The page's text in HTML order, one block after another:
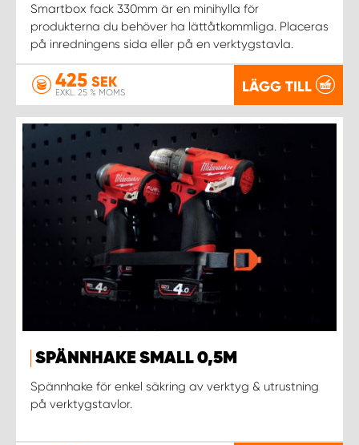
Smartbox fack 330mm är en minihylla för
produkterna du behöver ha lättåtkommliga. Placeras
på inredningens sida eller på en verktygstavla.
425 SEK
EXKL. 25 % MOMS LÄGG TILL
SPÄNNHAKE SMALL 0,5M
Spännhake för enkel säkring av verktyg & utrustning
på verktygstavlor.